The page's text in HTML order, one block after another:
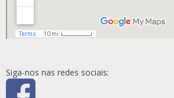
Siga-nos nas redes sociais: